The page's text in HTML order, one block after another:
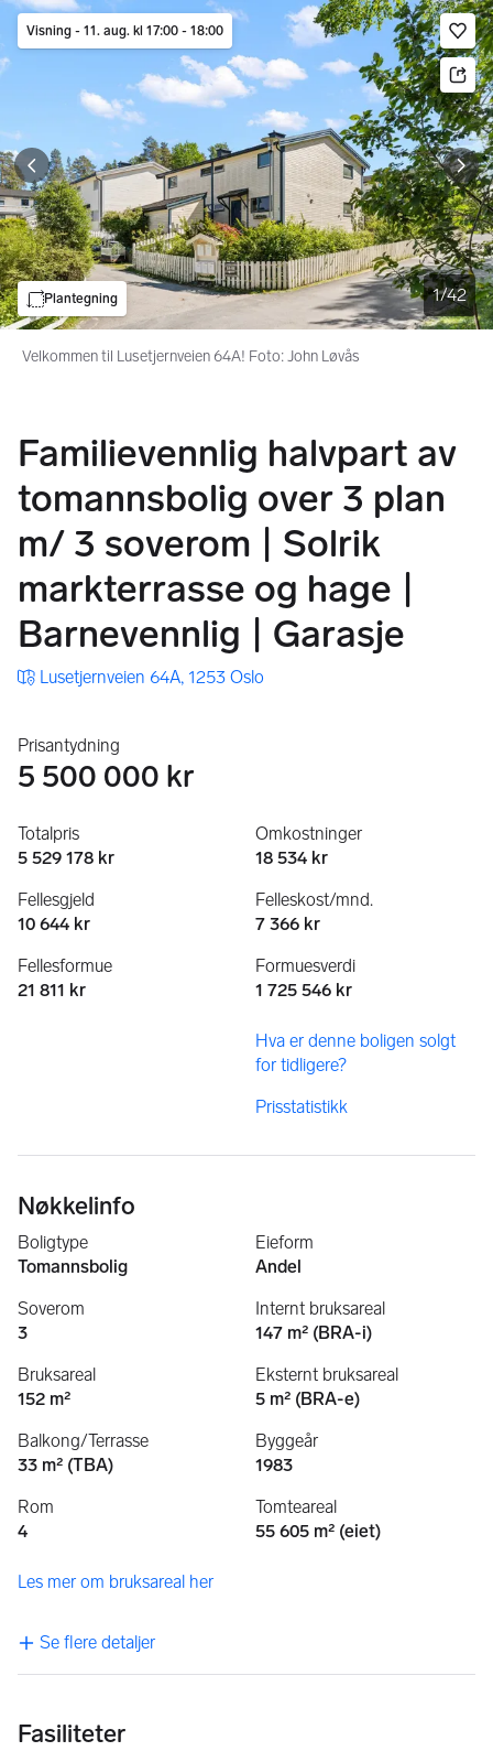
Gå til annonsen
BildegalleriVisning - 11. aug. kl 17:00 - 18:00
1/42
Plantegning
Velkommen til Lusetjernveien 64A! Foto: John Løvås
Familievennlig halvpart av
tomannsbolig over 3 plan
m/​ 3 soverom | Solrik
markterrasse og hage |
Barnevennlig | Garasje
Lusetjernveien 64A, 1253 Oslo
Prisantydning
5 500 000 kr
Totalpris
5 529 178 kr
Omkostninger
18 534 kr
Fellesgjeld
10 644 kr
Felleskost/mnd.
7 366 kr
Fellesformue
21 811 kr
Formuesverdi
1 725 546 kr
Hva er denne boligen solgt
for tidligere?
Prisstatistikk
Nøkkelinfo
Boligtype
Tomannsbolig
Eieform
Andel
Soverom
3
Internt bruksareal
147 m² (BRA-i)
Bruksareal
152 m²
Eksternt bruksareal
5 m² (BRA-e)
Balkong/Terrasse
33 m² (TBA)
Byggeår
1983
Rom
4
Tomteareal
55 605 m² (eiet)
Les mer om bruksareal her
Se flere detaljer
Fasiliteter